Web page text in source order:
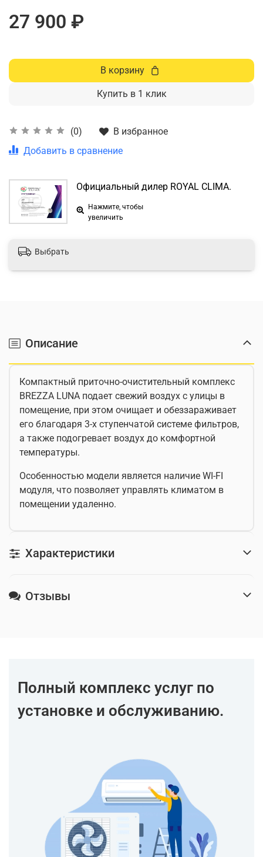
(0)
В избранное
Добавить в сравнение
27 900 ₽
В корзину
Купить в 1 клик
Официальный дилер ROYAL CLIMA.
Нажмите, чтобы
увеличить
Выбрать
Описание
Компактный приточно-очистительный комплекс
BREZZA LUNA подает свежий воздух с улицы в
помещение, при этом очищает и обеззараживает
его благодаря 3-х ступенчатой системе фильтров,
а также подогревает воздух до комфортной
температуры.
Особенностью модели является наличие WI-FI
модуля, что позволяет управлять климатом в
помещении удаленно.
Характеристики
Отзывы
Полный комплекс услуг по
установке и обслуживанию.